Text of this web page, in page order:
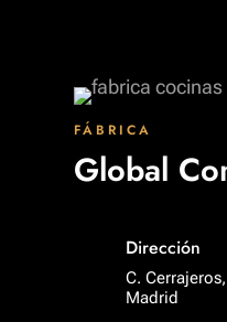
FÁBRICA
Global
Dirección
C.
Madrid